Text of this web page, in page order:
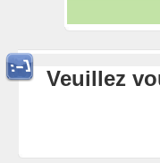
Veuillez